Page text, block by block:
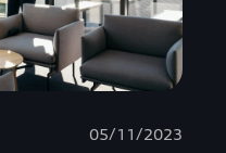
05/11/2023